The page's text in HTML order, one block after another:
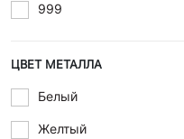
999
ЦВЕТ МЕТАЛЛА
Белый
Желтый